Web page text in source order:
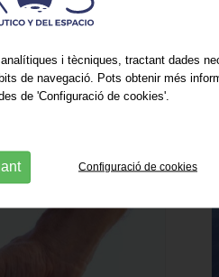
i tècniques, tractant dades
de navegació. Pots obtenir més
de 'Configuració de cookies'.
Configuració de cookies